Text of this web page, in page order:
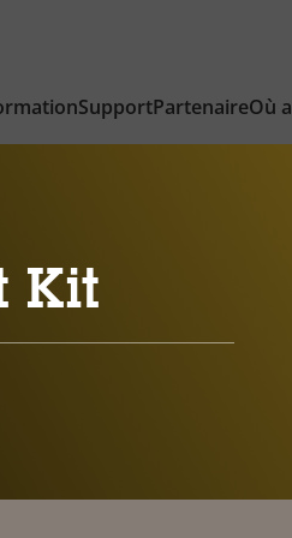
SupportPartenaireOù
Kit